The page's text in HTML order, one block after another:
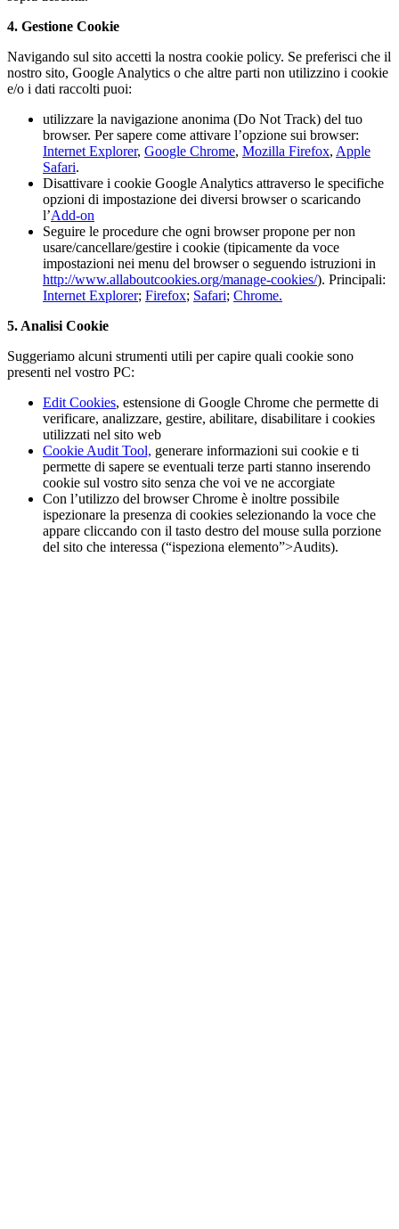
4. Gestione Cookie
Navigando sul sito accetti la nostra cookie policy. Se preferisci che il
nostro sito, Google Analytics o che altre parti non utilizzino i cookie
e/o i dati raccolti puoi:
utilizzare la navigazione anonima (Do Not Track) del tuo
browser. Per sapere come attivare l’opzione sui browser:
Internet Explorer, Google Chrome, Mozilla Firefox, Apple
Safari.
Disattivare i cookie Google Analytics attraverso le specifiche
opzioni di impostazione dei diversi browser o scaricando
l’Add-on
Seguire le procedure che ogni browser propone per non
usare/cancellare/gestire i cookie (tipicamente da voce
impostazioni nei menu del browser o seguendo istruzioni in
http://www.allaboutcookies.org/manage-cookies/). Principali:
Internet Explorer; Firefox; Safari; Chrome.
5. Analisi Cookie
Suggeriamo alcuni strumenti utili per capire quali cookie sono
presenti nel vostro PC:
Edit Cookies, estensione di Google Chrome che permette di
verificare, analizzare, gestire, abilitare, disabilitare i cookies
utilizzati nel sito web
Cookie Audit Tool, generare informazioni sui cookie e ti
permette di sapere se eventuali terze parti stanno inserendo
cookie sul vostro sito senza che voi ve ne accorgiate
Con l’utilizzo del browser Chrome è inoltre possibile
ispezionare la presenza di cookies selezionando la voce che
appare cliccando con il tasto destro del mouse sulla porzione
del sito che interessa (“ispeziona elemento”>Audits).